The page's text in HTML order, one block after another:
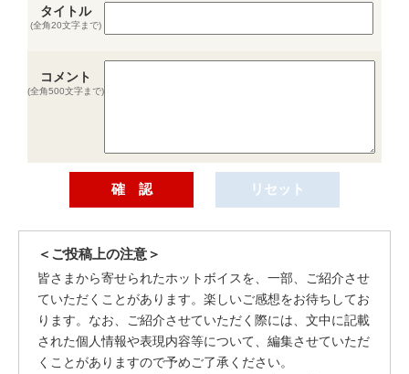
タイトル
(全角20文字まで)
コメント
(全角500文字まで)
＜ご投稿上の注意＞
皆さまから寄せられたホットボイスを、一部、ご紹介させ
ていただくことがあります。楽しいご感想をお待ちしてお
ります。なお、ご紹介させていただく際には、文中に記載
された個人情報や表現内容等について、編集させていただ
くことがありますので予めご了承ください。